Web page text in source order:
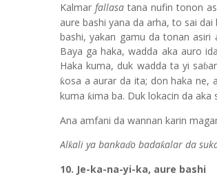
Kalmar fallasatana nufin tonon
aure bashi yana da arha, to sai
bashi, yakan gamu da tonan asiri
Baya ga haka, wadda aka auro
Haka kuma, duk wadda ta yi saɓ
ƙosa a aurar da ita; don haka ne,
kuma ƙima ba. Duk lokacin da aka
Ana amfani da wannan karin
Alƙali ya bankaɗo badaƙalar da
10. Je-ka-na-yi-ka, aure bashi